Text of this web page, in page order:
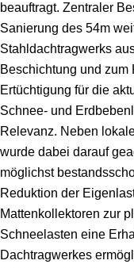
beauftragt. Zentraler
Sanierung des 54m
Stahldachtragwerks
Beschichtung und
Ertüchtigung für die
Schnee- und
Relevanz. Neben
wurde dabei darauf
möglichst
Reduktion der
Mattenkollektoren zur
Schneelasten eine
Dachtragwerkes